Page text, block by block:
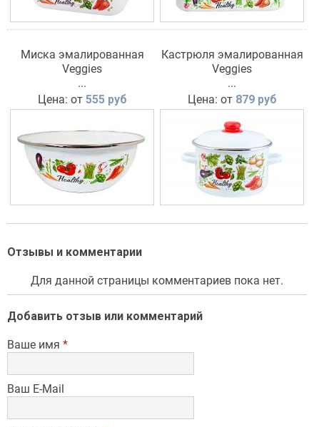
Миска эмалированная
Veggies
...
Цена: от 555 руб
Кастрюля эмалированная
Veggies
...
Цена: от 879 руб
Отзывы и комментарии
Для данной страницы комментариев пока нет.
Добавить отзыв или комментарий
Ваше имя *
Ваш E-Mail